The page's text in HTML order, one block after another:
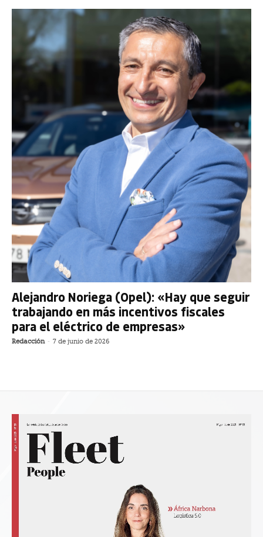
Alejandro Noriega (Opel): «Hay que seguir
trabajando en más incentivos fiscales
para el eléctrico de empresas»
Redacción - 7 de junio de 2026